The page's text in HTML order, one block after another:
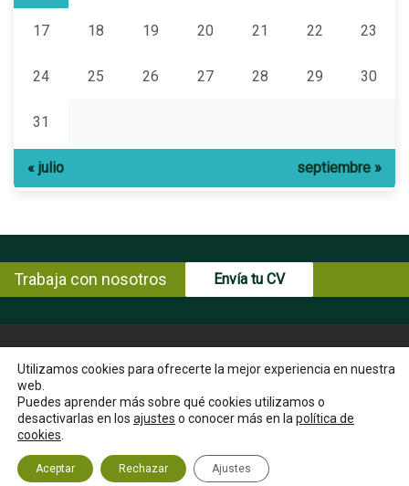
17 18 19 20 21 22 23
24 25 26 27 28 29 30
31
« julio septiembre »
Trabaja con nosotros Envía tu CV
© Copyright ENCE 2026 MAPA WEB
AVISO LEGAL
INSTRUCCIONES PARA EL EJERCICIO DE DERECHOS DEL
INTERESADO
Utilizamos cookies para ofrecerte la mejor experiencia en nuestra
web.
Puedes aprender más sobre qué cookies utilizamos o
desactivarlas en los ajustes o conocer más en la política de
cookies
Aceptar Rechazar Ajustes